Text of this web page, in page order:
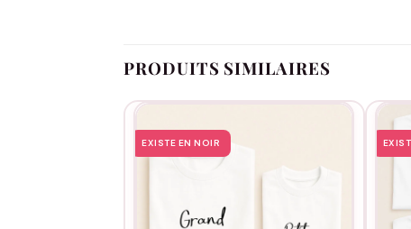
PRODUITS SIMILAIRES
EXISTE EN NOIR